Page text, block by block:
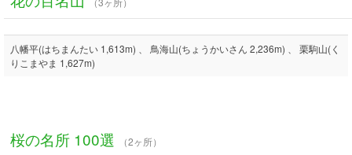
八幡平(はちまんたい 1,613m) 、 鳥海山(ちょうかいさん 2,236m) 、 栗駒山(く
りこまやま 1,627m)
桜の名所 100選 （2ヶ所）